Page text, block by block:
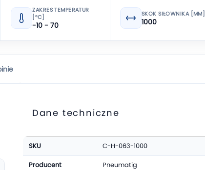
ZAKRES TEMPERATUR
[°C]
-10 - 70
SKOK SIŁOWNIKA [MM]
1000
Dane techniczne
Więcej
informacji
SKU C-H-063-1000
Producent Pneumatig